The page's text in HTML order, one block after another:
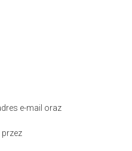
e-mail oraz